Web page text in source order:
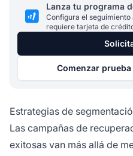
Lanza tu programa
Configura el
requiere tarjeta de
Comenzar
Estrategias de
Las campañas de
exitosas van más allá de